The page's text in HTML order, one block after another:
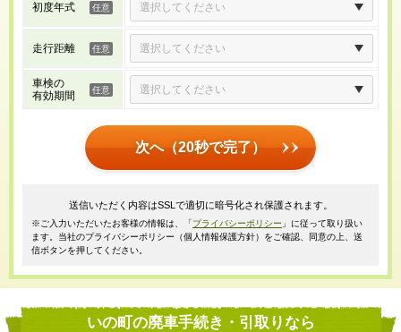
初度年式
走行距離
車検の
有効期間
次へ（20秒で完了）
送信いただく内容はSSLで適切に暗号化され保護されます。
※ご入力いただいたお客様の情報は、「プライバシーポリシー 」に従って取り扱い
ます。当社のプライバシーポリシー（個人情報保護方針）をご確認、同意の上、送
信ボタンを押してください。
いの町の廃車手続き・引取りなら